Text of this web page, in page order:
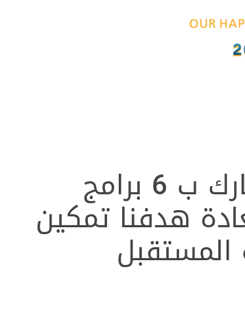
اقتصادية عجمان تشارك ب 6 برامج
هدفنا تمكين
المستقبل